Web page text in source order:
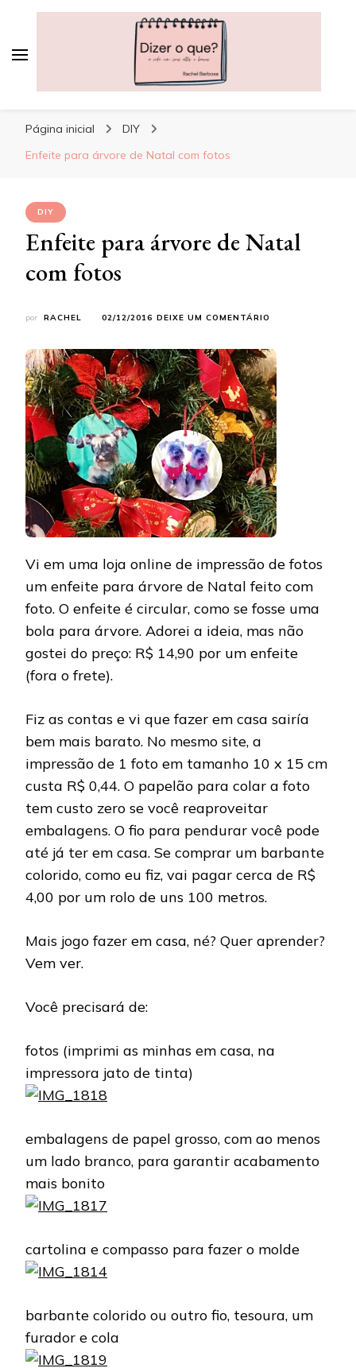
Página inicial
DIY
Enfeite para árvore de Natal com fotos
DIY
Enfeite para árvore de Natal
com fotos
por RACHEL 02/12/2016 DEIXE UM COMENTÁRIO
ÁRVORE
DE
NATAL
COM
FOTOS
Vi em uma loja online de impressão de fotos
um enfeite para árvore de Natal feito com
foto. O enfeite é circular, como se fosse uma
bola para árvore. Adorei a ideia, mas não
gostei do preço: R$ 14,90 por um enfeite
(fora o frete).
Fiz as contas e vi que fazer em casa sairía
bem mais barato. No mesmo site, a
impressão de 1 foto em tamanho 10 x 15 cm
custa R$ 0,44. O papelão para colar a foto
tem custo zero se você reaproveitar
embalagens. O fio para pendurar você pode
até já ter em casa. Se comprar um barbante
colorido, como eu fiz, vai pagar cerca de R$
4,00 por um rolo de uns 100 metros.
Mais jogo fazer em casa, né? Quer aprender?
Vem ver.
Você precisará de:
fotos (imprimi as minhas em casa, na
impressora jato de tinta)
embalagens de papel grosso, com ao menos
um lado branco, para garantir acabamento
mais bonito
cartolina e compasso para fazer o molde
barbante colorido ou outro fio, tesoura, um
furador e cola